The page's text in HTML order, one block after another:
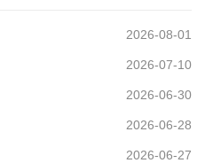
2026-08-01
2026-07-10
2026-06-30
2026-06-28
2026-06-27